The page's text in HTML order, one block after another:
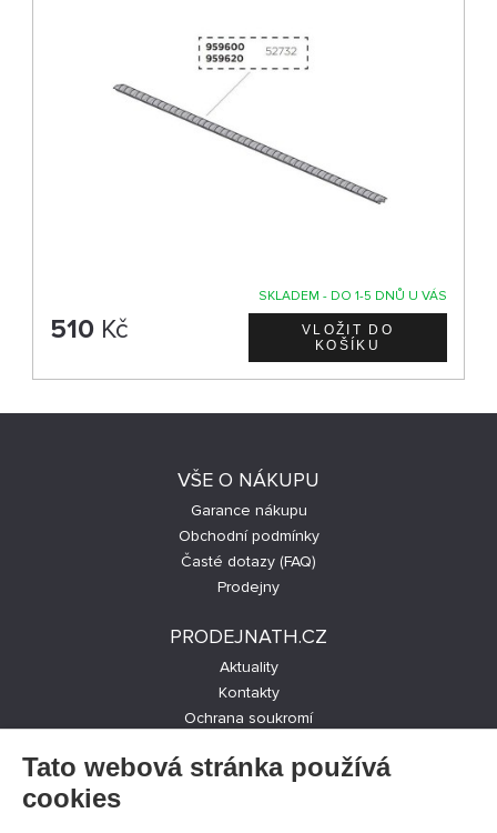
SKLADEM - DO 1-5 DNŮ U VÁS
510 Kč
VŠE O NÁKUPU
Garance nákupu
Obchodní podmínky
Časté dotazy (FAQ)
Prodejny
PRODEJNATH.CZ
Aktuality
Kontakty
Ochrana soukromí
SLEDUJTE NÁS NA SOCIÁLNÍCH SÍTÍCH
Tato webová stránka používá
cookies